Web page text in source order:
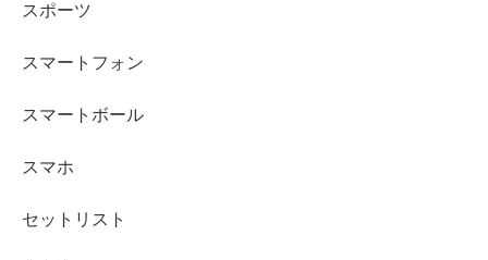
スポーツ
スマートフォン
スマートボール
スマホ
セットリスト